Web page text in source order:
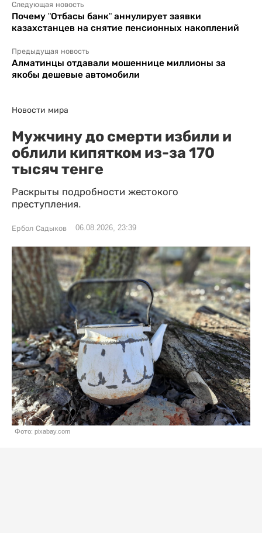
Следующая новость
Почему "Отбасы банк" аннулирует заявки
казахстанцев на снятие пенсионных накоплений
Предыдущая новость
Алматинцы отдавали мошеннице миллионы за
якобы дешевые автомобили
Новости мира
Мужчину до смерти избили и
облили кипятком из-за 170
тысяч тенге
Раскрыты подробности жестокого
преступления.
Ербол Садыков 06.08.2026, 23:39
Фото: pixabay.com